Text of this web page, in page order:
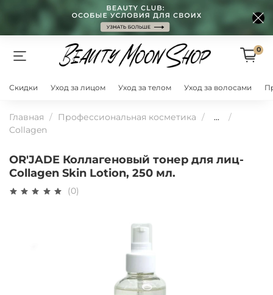
0
Скидки Уход за лицом Уход за телом Уход за волосами
Главная Профессиональная косметика
...
Collagen
OR'JADE Коллагеновый тонер для лиц-
Collagen Skin Lotion, 250 мл.
(0)